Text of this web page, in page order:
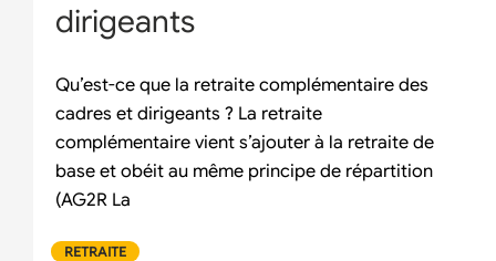
dirigeants
Qu’est-ce que la retraite complémentaire des
cadres et dirigeants ? La retraite
complémentaire vient s’ajouter à la retraite de
base et obéit au même principe de répartition
(AG2R La
RETRAITE